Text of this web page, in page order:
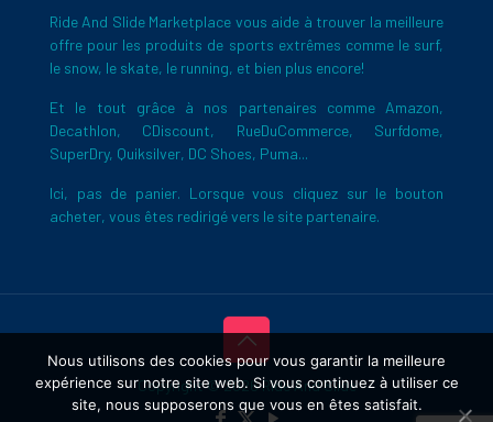
Ride And Slide Marketplace vous aide à trouver la meilleure
offre pour les produits de sports extrêmes comme le surf,
le snow, le skate, le running, et bien plus encore!
Et le tout grâce à nos partenaires comme Amazon,
Decathlon, CDiscount, RueDuCommerce, Surfdome,
SuperDry, Quiksilver, DC Shoes, Puma...
Ici, pas de panier. Lorsque vous cliquez sur le bouton
acheter, vous êtes redirigé vers le site partenaire.
Copyright © 2026 Ride And Slide
Nous utilisons des cookies pour vous garantir la meilleure
expérience sur notre site web. Si vous continuez à utiliser ce
site, nous supposerons que vous en êtes satisfait.